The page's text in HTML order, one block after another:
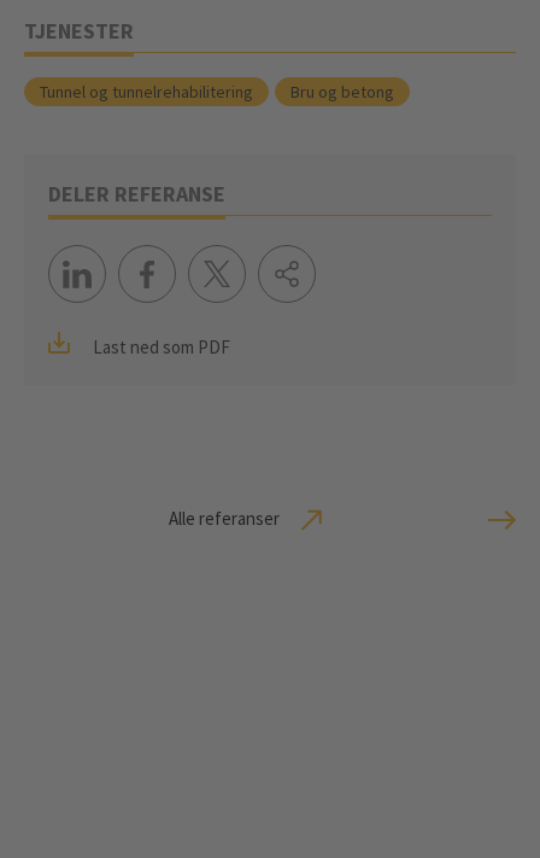
TJENESTER
Tunnel og tunnelrehabilitering Bru og betong
DELER REFERANSE
Last ned som PDF
Alle referanser